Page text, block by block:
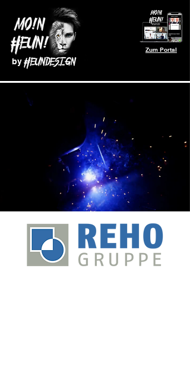
by
Zum Portal